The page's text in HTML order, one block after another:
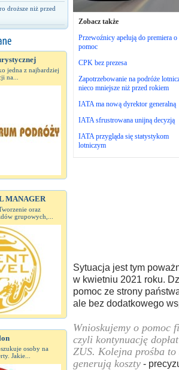
droższe niż przed
jedna z najbardziej
na...
MANAGER
oraz
grupowych,...
osoby na
Jakie...
Zobacz także
Przewoźnicy apelują do premiera o
pomoc
CPK bez prezesa
Zapotrzebowanie na podróże
nieco mniejsze niż przed rokiem
IATA ma nową dyrektor generalną
IATA sfrustrowana unijną decyzją
IATA przygląda się statystykom
lotniczym
Sytuacja jest tym
w kwietniu 2021 roku.
pomoc ze strony
ale bez dodatkowego
Wnioskujemy o pomoc
czyli kontynuację
ZUS. Kolejna prośba to
generują koszty-